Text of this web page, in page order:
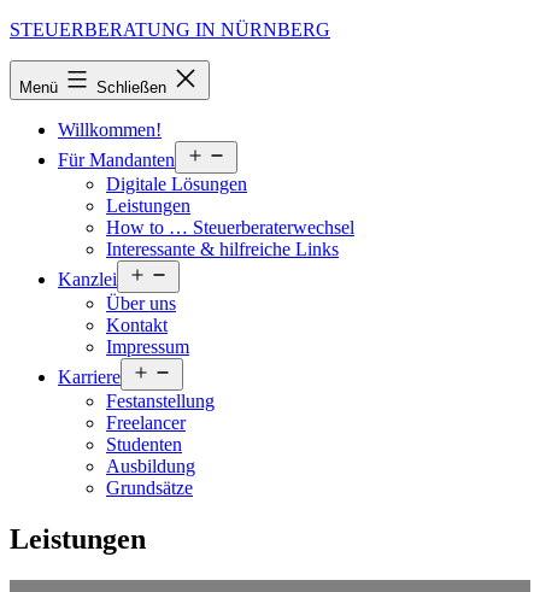
Zum
springen
STEUERBERATUNG IN NÜRNBERG
Menü Schließen
Willkommen!
Für Mandanten
öffnen
Digitale Lösungen
Leistungen
How to … Steuerberaterwechsel
Interessante & hilfreiche Links
Kanzlei
öffnen
Über uns
Kontakt
Impressum
Karriere
öffnen
Festanstellung
Freelancer
Studenten
Ausbildung
Grundsätze
Leistungen